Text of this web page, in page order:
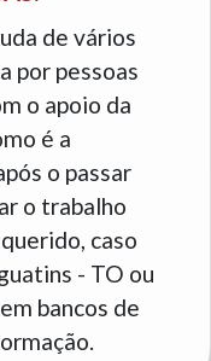
de vários
por pessoas
o apoio da
é a
o passar
o trabalho
caso
- TO ou
bancos de